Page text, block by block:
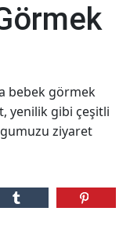
bebek görmek
yenilik gibi çeşitli
ziyaret